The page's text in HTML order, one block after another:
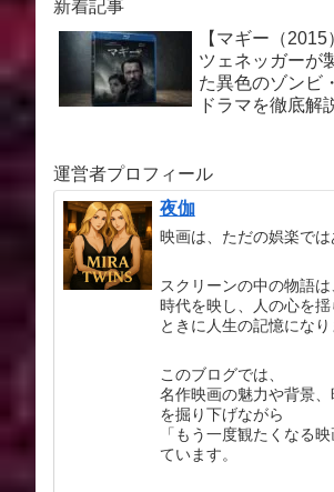
新着記事
【マギー（
ツェネッガーが
た異色のゾンビ
ドラマを徹底解
運営者プロフィール
夜伽
映画は、ただの娯楽では
スクリーンの中の物語は
時代を映し、人の心を揺
ときに人生の記憶になり
このブログでは、
名作映画の魅力や背景
を掘り下げながら
「もう一度観たくなる
ています。